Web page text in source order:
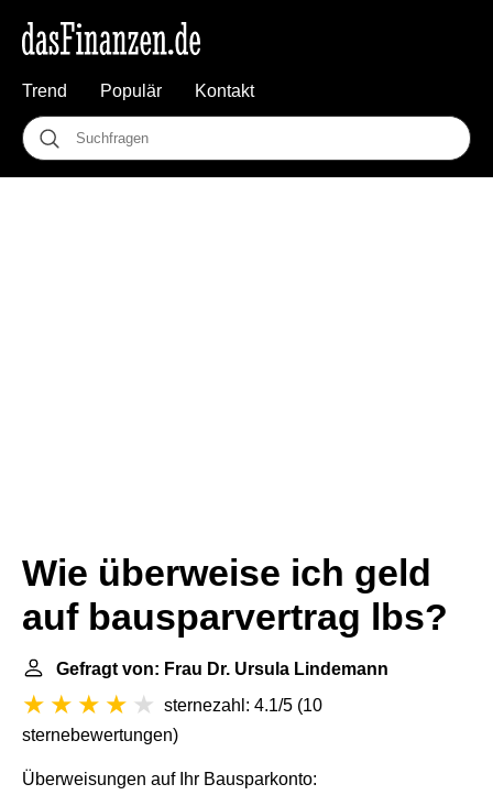
Trend Populär Kontakt
Wie überweise ich geld
auf bausparvertrag lbs?
Gefragt von: Frau Dr. Ursula Lindemann
sternezahl: 4.1/5 (10
sternebewertungen)
Überweisungen auf Ihr Bausparkonto: